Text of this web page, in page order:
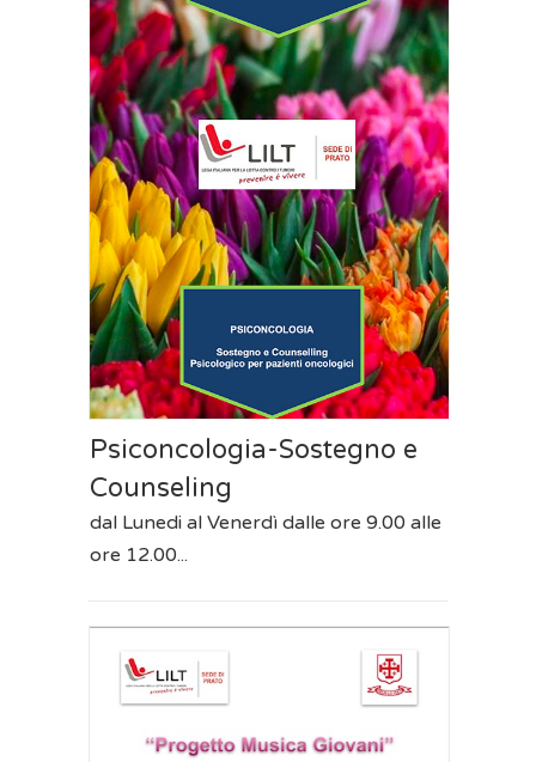
Psiconcologia-Sostegno e
Counseling
dal Lunedi al Venerdì dalle ore 9.00 alle
ore 12.00...